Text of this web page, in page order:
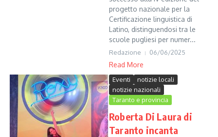
progetto nazionale per la
Certificazione linguistica di
Latino, distinguendosi tra le
scuole pugliesi per numer...
Redazione 06/06/2025
Read More
Eventi
notizie locali
notizie nazionali
Taranto e provincia
Roberta Di Laura di
Taranto incanta